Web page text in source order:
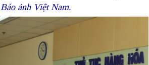
Báo ảnh Việt Nam.